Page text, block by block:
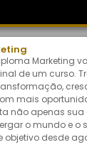
Marketing
de um curso.
mais
não apenas sua
o mundo e o
objetivo desde